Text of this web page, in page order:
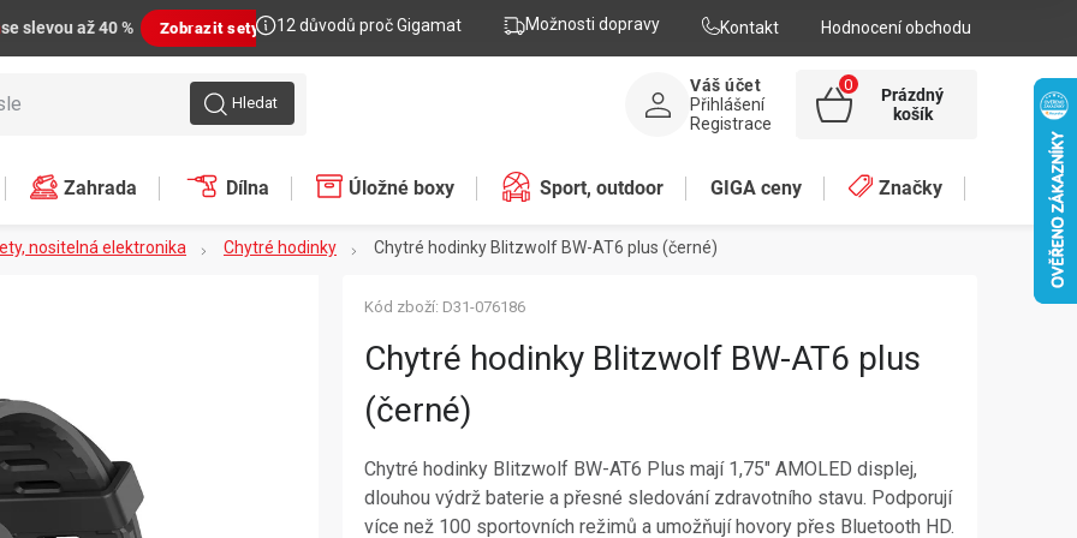
se slevou až 40 % Zobrazit sety 12 důvodů proč Gigamat Možnosti dopravy Kontakt Hodnocení obchodu
Hledat
Váš účet
Přihlášení
Registrace
NÁKUPNÍ
Prázdný
košík
Zahrada Dílna Úložné boxy Sport, outdoor GIGA ceny Značky
nositelná elektronika Chytré hodinky Chytré hodinky Blitzwolf BW-AT6 plus (černé)
Chytré hodinky Blitzwolf BW-AT6 plus
(černé)
Chytré hodinky Blitzwolf BW-AT6 Plus mají 1,75" AMOLED displej,
dlouhou výdrž baterie a přesné sledování zdravotního stavu. Podporují
více než 100 sportovních režimů a umožňují hovory přes Bluetooth HD.
Kód zboží: D31-076186